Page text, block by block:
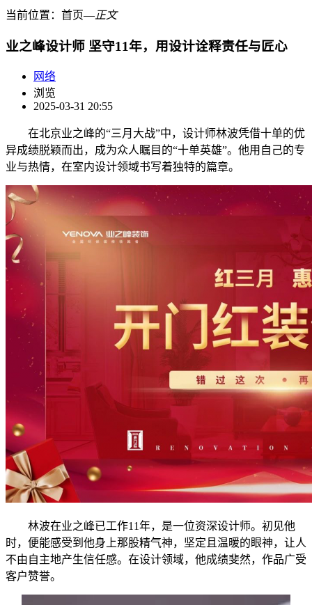
当前位置： 首页―正文
业之峰设计师 坚守11年，用设计诠释责任与匠心
网络
浏览
2025-03-31 20:55
在北京业之峰的“三月大战”中，设计师林波凭借十单的优
异成绩脱颖而出，成为众人瞩目的“十单英雄”。他用自己的专
业与热情，在室内设计领域书写着独特的篇章。
林波在业之峰已工作11年，是一位资深设计师。初见他
时，便能感受到他身上那股精气神，坚定且温暖的眼神，让人
不由自主地产生信任感。在设计领域，他成绩斐然，作品广受
客户赞誉。